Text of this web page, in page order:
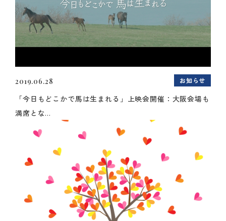
2019.06.28 お知らせ
「今日もどこかで馬は生まれる」上映会開催：大阪会場も
満席とな...